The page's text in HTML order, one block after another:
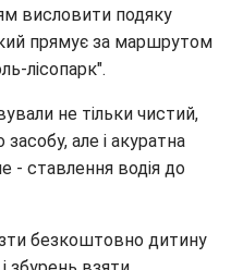
висловити подяку
прямує за маршрутом
лісопарк".
не тільки чистий,
але і акуратна
- ставлення водія до
безкоштовно дитину